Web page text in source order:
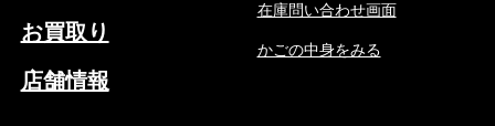
お買取り
店舗情報
在庫問い合わせ画面
かごの中身をみる